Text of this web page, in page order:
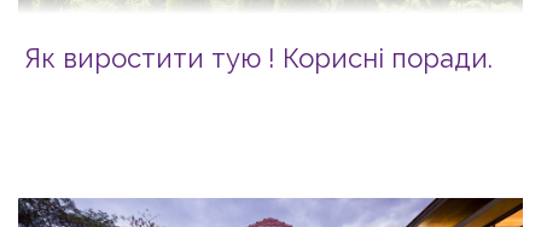
Як виростити тую ! Корисні поради.